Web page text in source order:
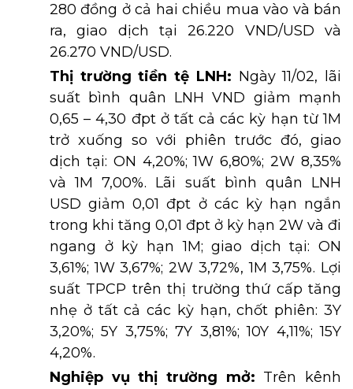
280 đồng ở cả hai chiều mua vào và bán
ra, giao dịch tại 26.220 VND/USD và
26.270 VND/USD.
Thị trường tiền tệ LNH: Ngày 11/02, lãi
suất bình quân LNH VND giảm mạnh
0,65 – 4,30 đpt ở tất cả các kỳ hạn từ 1M
trở xuống so với phiên trước đó, giao
dịch tại: ON 4,20%; 1W 6,80%; 2W 8,35%
và 1M 7,00%. Lãi suất bình quân LNH
USD giảm 0,01 đpt ở các kỳ hạn ngắn
trong khi tăng 0,01 đpt ở kỳ hạn 2W và đi
ngang ở kỳ hạn 1M; giao dịch tại: ON
3,61%; 1W 3,67%; 2W 3,72%, 1M 3,75%. Lợi
suất TPCP trên thị trường thứ cấp tăng
nhẹ ở tất cả các kỳ hạn, chốt phiên: 3Y
3,20%; 5Y 3,75%; 7Y 3,81%; 10Y 4,11%; 15Y
4,20%.
Nghiệp vụ thị trường mở: Trên kênh